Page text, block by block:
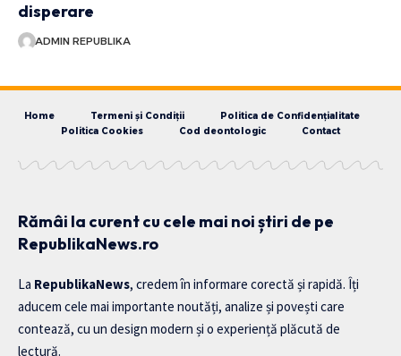
disperare
ADMIN REPUBLIKA
Home Termeni și Condiții
Politica de Confidențialitate
Politica Cookies
Cod deontologic Contact
Rămâi la curent cu cele mai noi știri de pe
RepublikaNews.ro
La RepublikaNews, credem în informare corectă și rapidă. Îți
aducem cele mai importante noutăți, analize și povești care
contează, cu un design modern și o experiență plăcută de
lectură.